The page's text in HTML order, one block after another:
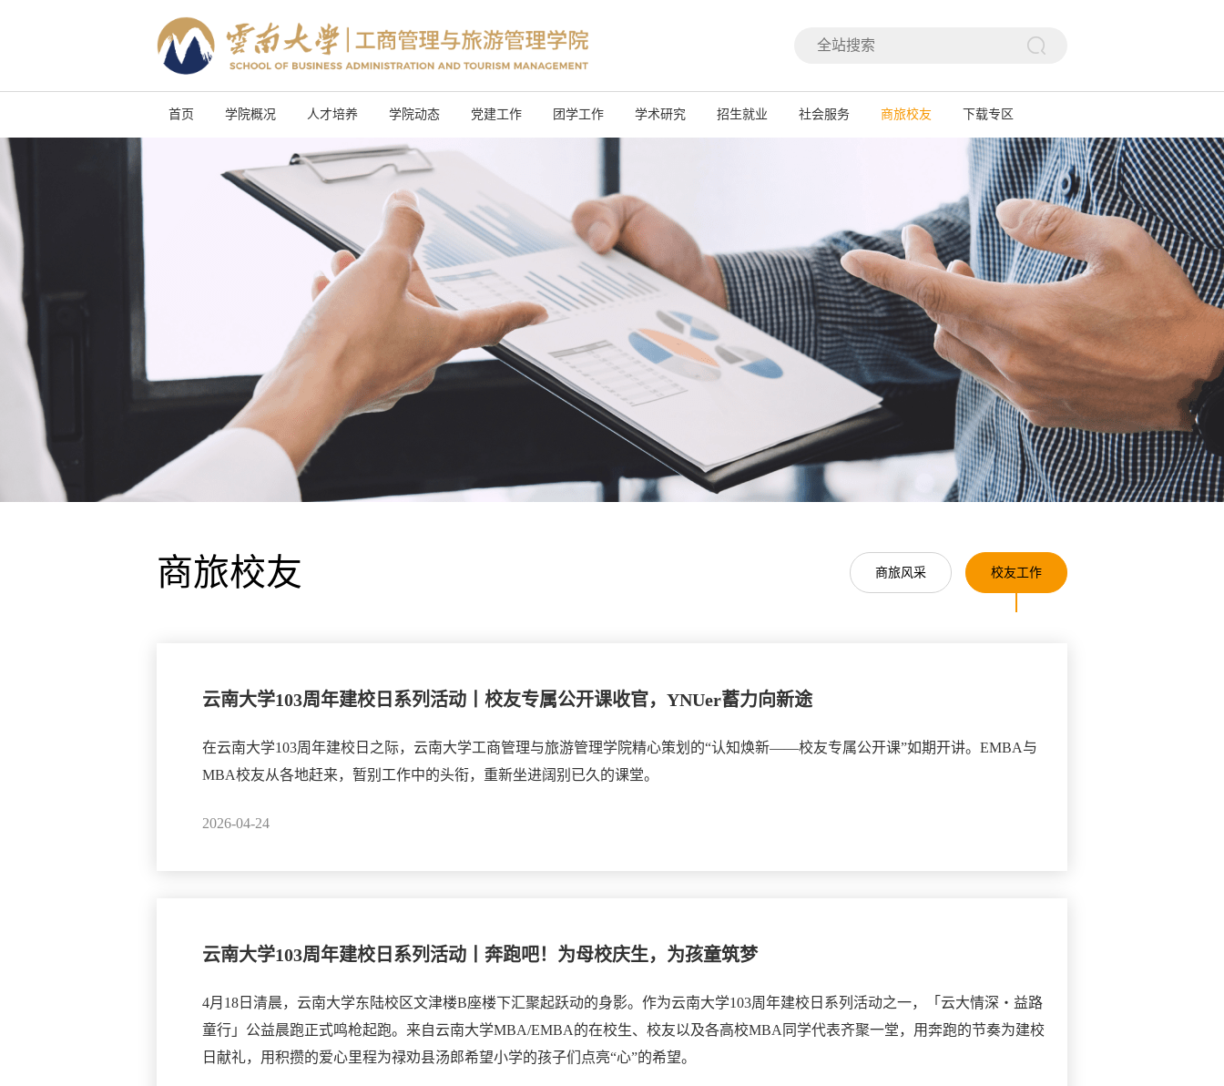

首页 学院概况 人才培养 学院动态 党建工作 团学工作 学术研究 招生就业 社会服务 商旅校友 下载专区
商旅校友 商旅风采 校友工作
云南大学103周年建校日系列活动丨校友专属公开课收官，YNUer蓄力向新途
在云南大学103周年建校日之际，云南大学工商管理与旅游管理学院精心策划的“认知焕新——校友专属公开课”如期开讲。EMBA与
MBA校友从各地赶来，暂别工作中的头衔，重新坐进阔别已久的课堂。
2026-04-24
云南大学103周年建校日系列活动丨奔跑吧！为母校庆生，为孩童筑梦
4月18日清晨，云南大学东陆校区文津楼B座楼下汇聚起跃动的身影。作为云南大学103周年建校日系列活动之一，「云大情深・益路
童行」公益晨跑正式鸣枪起跑。来自云南大学MBA/EMBA的在校生、校友以及各高校MBA同学代表齐聚一堂，用奔跑的节奏为建校
日献礼，用积攒的爱心里程为禄劝县汤郎希望小学的孩子们点亮“心”的希望。